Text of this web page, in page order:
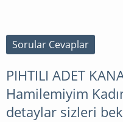
Sorular Cevaplar
PIHTILI ADET
Hamilemiyim
detaylar sizleri